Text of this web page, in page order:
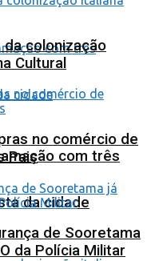
com três
da cidade
colonização
Cultural
no comércio de
Pais
de Sooretama
da Polícia Militar